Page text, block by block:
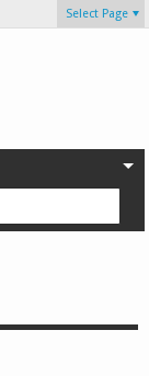
Select Page